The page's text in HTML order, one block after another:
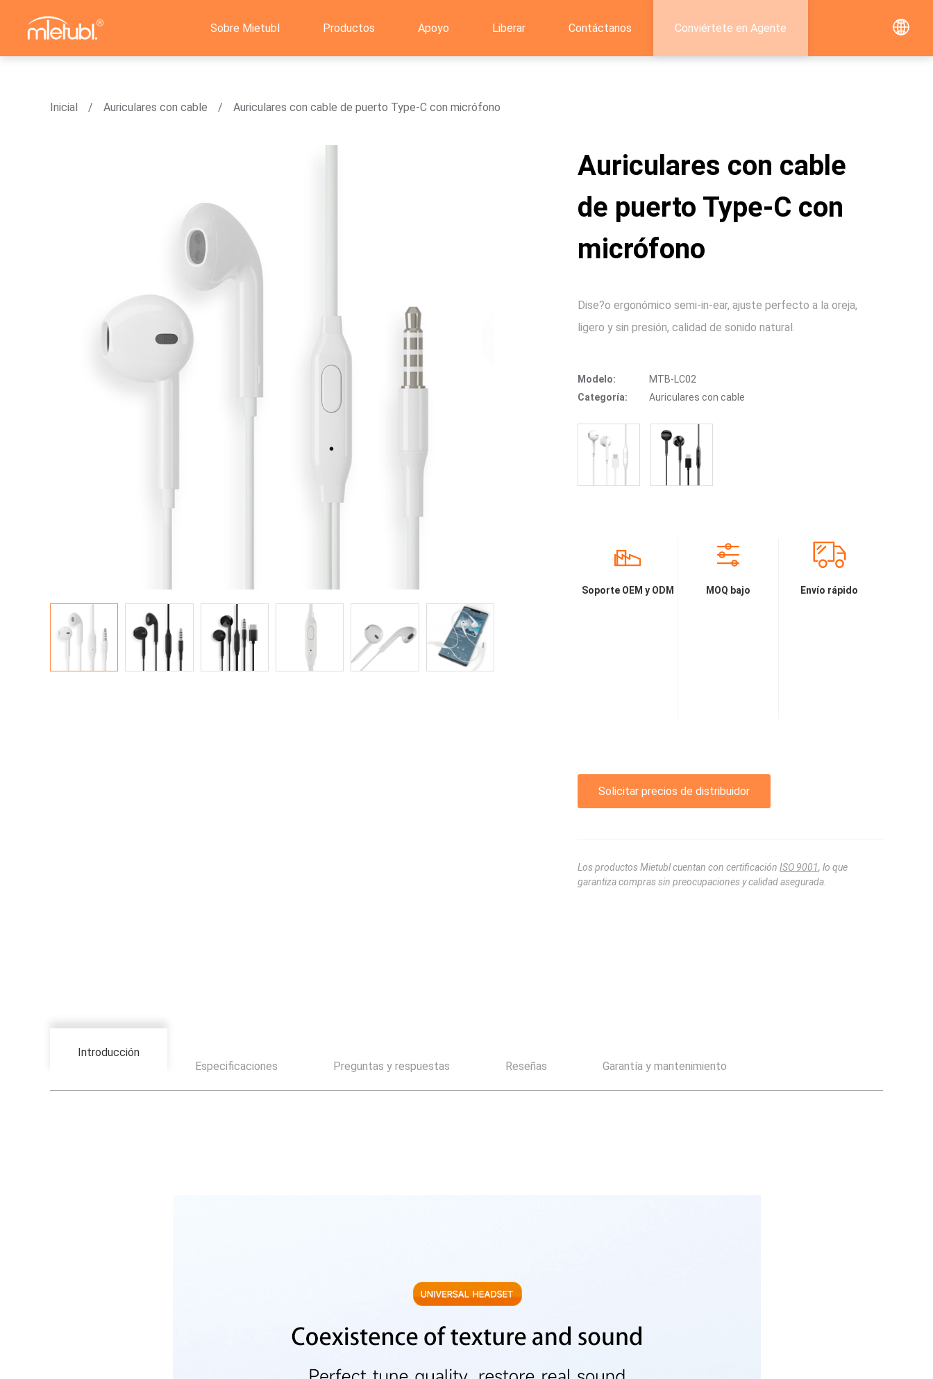
Sobre Mietubl Productos Apoyo Liberar Contáctanos Conviértete en Agente
Inicial Auriculares con cable Auriculares con cable de puerto Type-C con micrófono
Auriculares con cable
de puerto Type-C con
micrófono
Dise?o ergonómico semi-in-ear, ajuste perfecto a la oreja,
ligero y sin presión, calidad de sonido natural.
Modelo:
MTB-LC02
Categoría:
Auriculares con cable
Soporte OEM y ODM MOQ bajo Envío rápido
Solicitar precios de distribuidor
Los productos Mietubl cuentan con certificación ISO 9001, lo que
garantiza compras sin preocupaciones y calidad asegurada.
Introducción
Especificaciones
Preguntas y respuestas Reseñas Garantía y mantenimiento